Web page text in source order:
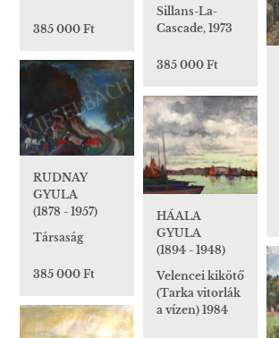
385 000 Ft
Sillans-La-
Cascade, 1973
385 000 Ft
RUDNAY
GYULA
(1878 - 1957)
Társaság
385 000 Ft
HÁALA
GYULA
(1894 - 1948)
Velencei kikötő
(Tarka vitorlák
a vízen) 1984